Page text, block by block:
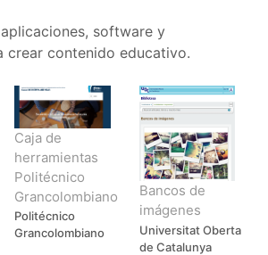
software y
crear contenido educativo.
Caja de
herramientas
Politécnico
Grancolombiano
Politécnico
Grancolombiano
Bancos de
imágenes
Universitat Oberta
de Catalunya